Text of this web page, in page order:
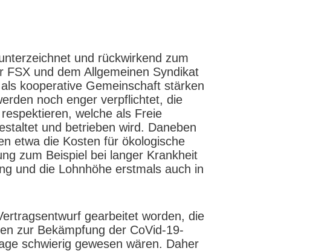
und rückwirkend zum
und dem Allgemeinen Syndikat
kooperative Gemeinschaft stärken
noch enger verpflichtet, die
welche als Freie
und betrieben wird. Daneben
etwa die Kosten für ökologische
zum Beispiel bei langer Krankheit
und die Lohnhöhe erstmals auch in
gearbeitet worden, die
zur Bekämpfung der CoVid-19-
schwierig gewesen wären. Daher